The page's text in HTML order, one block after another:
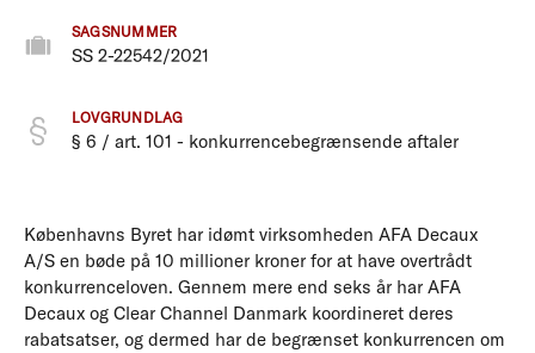
SAGSNUMMER
SS 2-22542/2021
LOVGRUNDLAG
§ 6 / art. 101 - konkurrencebegrænsende aftaler
Københavns Byret har idømt virksomheden AFA Decaux
A/S en bøde på 10 millioner kroner for at have overtrådt
konkurrenceloven. Gennem mere end seks år har AFA
Decaux og Clear Channel Danmark koordineret deres
rabatsatser, og dermed har de begrænset konkurrencen om